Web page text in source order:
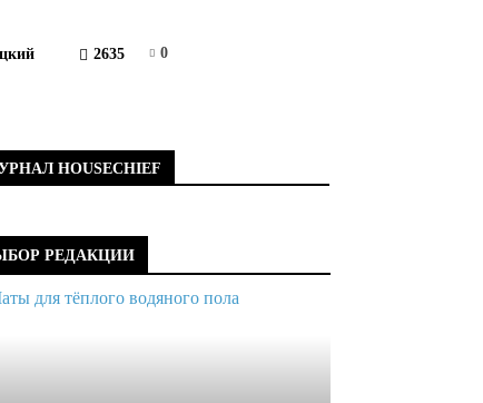
2635 0
HOUSECHIEF
РЕДАКЦИИ